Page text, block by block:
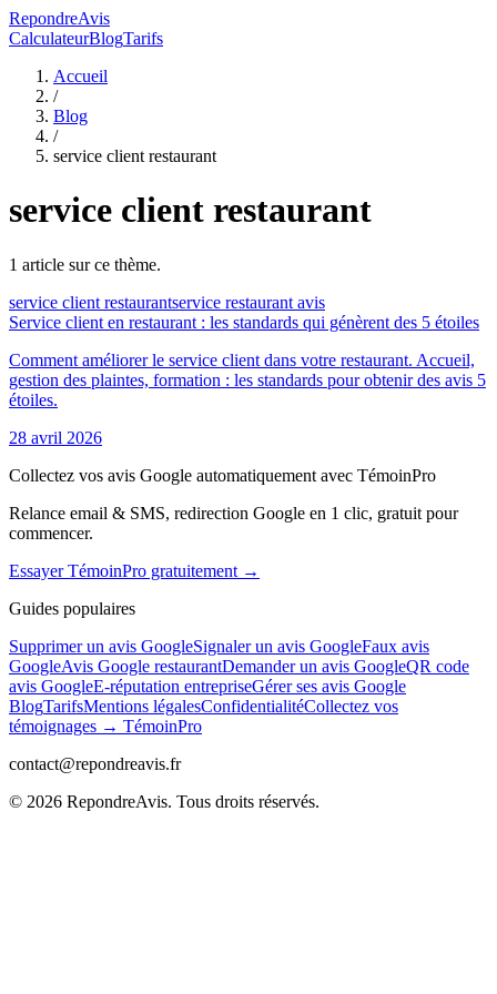
RepondreAvis
CalculateurBlogTarifs
Accueil
/
Blog
/
service client restaurant
service client restaurant
1 article sur ce thème.
service client restaurantservice restaurant avis
Service client en restaurant : les standards qui génèrent des 5 étoiles
Comment améliorer le service client dans votre restaurant. Accueil,
gestion des plaintes, formation : les standards pour obtenir des avis 5
étoiles.
28 avril 2026
Collectez vos avis Google automatiquement avec TémoinPro
Relance email & SMS, redirection Google en 1 clic, gratuit pour
commencer.
Essayer TémoinPro gratuitement →
Guides populaires
Supprimer un avis GoogleSignaler un avis GoogleFaux avis
GoogleAvis Google restaurantDemander un avis GoogleQR code
avis GoogleE-réputation entrepriseGérer ses avis Google
BlogTarifsMentions légalesConfidentialitéCollectez vos
témoignages → TémoinPro
contact@repondreavis.fr
© 2026 RepondreAvis. Tous droits réservés.